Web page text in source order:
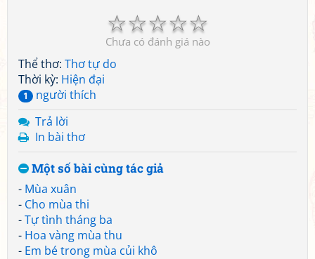
☆
☆
☆
☆
☆
Chưa có đánh giá nào
Thể thơ: Thơ tự do
Thời kỳ: Hiện đại
1
người thích
Trả lời
In bài thơ
Một số bài cùng tác giả
- Mùa xuân
- Cho mùa thi
-Tự tình tháng ba
- Hoa vàng mùa thu
- Em bé trong mùa củi khô